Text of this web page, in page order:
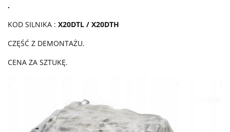
.
KOD SILNIKA : X20DTL / X20DTH
CZĘŚĆ Z DEMONTAŻU.
CENA ZA SZTUKĘ.